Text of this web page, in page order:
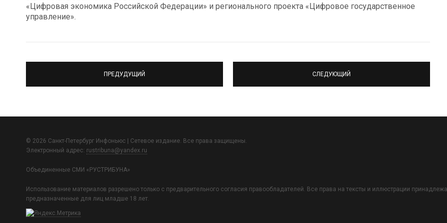
«Цифровая экономика Российской Федерации» и регионального проекта «Цифровое государственное
управление».
ПРЕДУДУЩИЙ СЛЕДУЮЩИЙ
© 2026 Санкт-Петербург Инфоньюс | Сетевое издание. Все права защищены.
Электронный адрес: rustribuna@yandex.ru
Объединенные СМИ «РУСТРИБУНА»
Использование материалов разрешено только с предварительного согласия правообладателей. Все права на тексты и иллюстрации
предназначенные для лиц младше 18 лет.